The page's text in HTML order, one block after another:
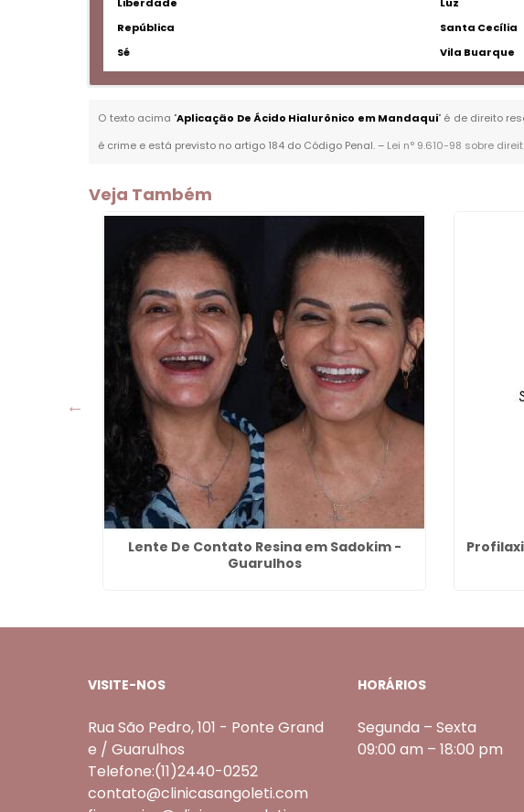
República
Santa Cecília
Sé
Vila Buarque
O texto acima "Aplicação De Ácido Hialurônico em Mandaqui" é de direito
é crime e está previsto no artigo 184 do Código Penal. – Lei n° 9.610-98 sobre
Veja Também
Lente De Contato Resina em Sadokim -
Guarulhos
VISITE-NOS
Rua São Pedro, 101 - Ponte Grand
e / Guarulhos
Telefone:(11)2440-0252
contato@clinicasangoleti.com
HORÁRIOS
Segunda – Sexta
09:00 am – 18:00 pm